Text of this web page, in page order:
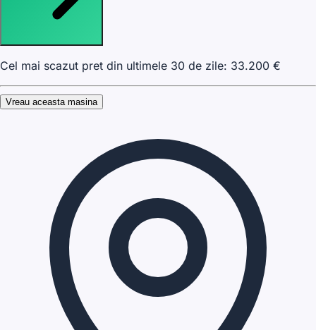
Cel mai scazut pret din ultimele 30 de zile: 33.200 €
Vreau aceasta masina